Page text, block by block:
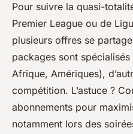
Pour suivre la quasi-
Premier League ou de
plusieurs offres se
packages sont
Afrique, Amériques),
compétition. L’astuce ?
abonnements pour
notamment lors des